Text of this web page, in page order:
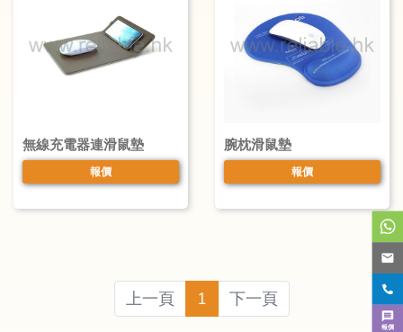
報價
無線充電器連滑鼠墊
報價
腕枕滑鼠墊
報價
上一頁 1 下一頁